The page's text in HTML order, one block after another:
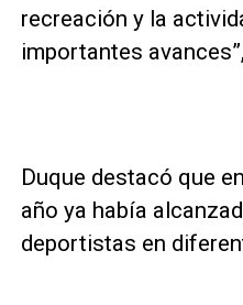
recreación y la
importantes
Duque destacó que
año ya había
deportistas en